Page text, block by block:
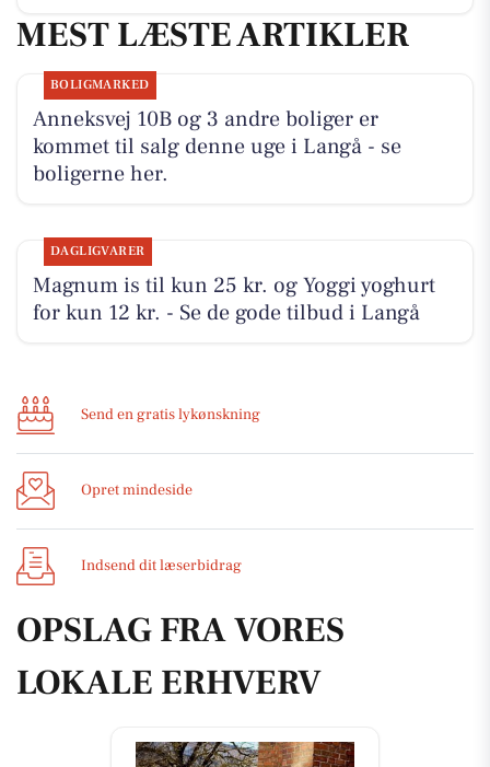
MEST LÆSTE ARTIKLER
BOLIGMARKED
Anneksvej 10B og 3 andre boliger er
kommet til salg denne uge i Langå - se
boligerne her.
DAGLIGVARER
Magnum is til kun 25 kr. og Yoggi yoghurt
for kun 12 kr. - Se de gode tilbud i Langå
Send en gratis lykønskning
Opret mindeside
Indsend dit læserbidrag
OPSLAG FRA VORES
LOKALE ERHVERV